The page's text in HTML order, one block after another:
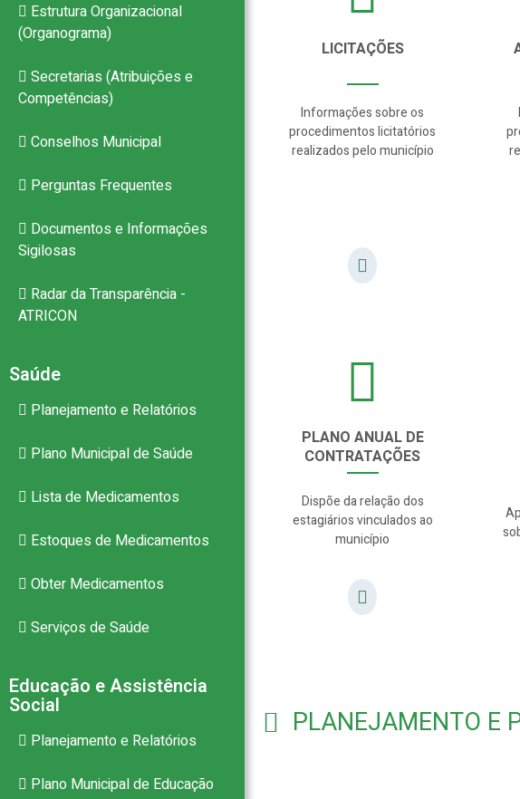
Estrutura Organizacional
(Organograma)
Secretarias (Atribuições e
Competências)
Conselhos Municipal
Perguntas Frequentes
Documentos e Informações
Sigilosas
Radar da Transparência -
ATRICON
Saúde
Planejamento e Relatórios
Plano Municipal de Saúde
Lista de Medicamentos
Estoques de Medicamentos
Obter Medicamentos
Serviços de Saúde
Educação e Assistência
Social
Planejamento e Relatórios
Plano Municipal de Educação
LICITAÇÕES
Informações sobre os
procedimentos licitatórios
realizados pelo município
PLANO ANUAL DE
CONTRATAÇÕES
Dispõe da relação dos
estagiários vinculados ao
município
PLANEJAMENTO E